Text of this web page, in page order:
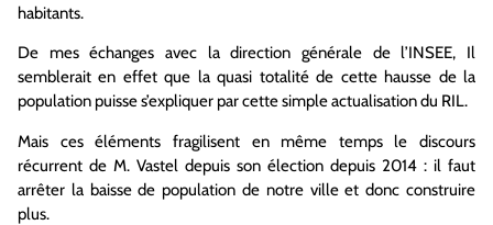
habitants.
De mes échanges avec la direction générale de l’INSEE, Il
semblerait en effet que la quasi totalité de cette hausse de la
population puisse s’expliquer par cette simple actualisation du RIL.
Mais ces éléments fragilisent en même temps le discours
récurrent de M. Vastel depuis son élection depuis 2014 : il faut
arrêter la baisse de population de notre ville et donc construire
plus.